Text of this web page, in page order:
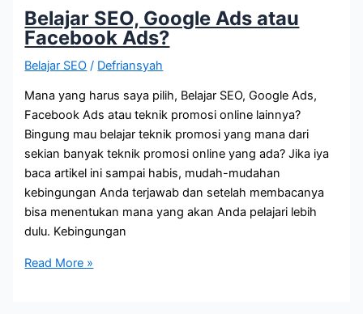
|
Belajar
SEO
Belajar SEO, Google Ads atau
Facebook Ads?
Belajar SEO / Defriansyah
Mana yang harus saya pilih, Belajar SEO, Google Ads,
Facebook Ads atau teknik promosi online lainnya?
Bingung mau belajar teknik promosi yang mana dari
sekian banyak teknik promosi online yang ada? Jika iya
baca artikel ini sampai habis, mudah-mudahan
kebingungan Anda terjawab dan setelah membacanya
bisa menentukan mana yang akan Anda pelajari lebih
dulu. Kebingungan
Belajar
Read More »